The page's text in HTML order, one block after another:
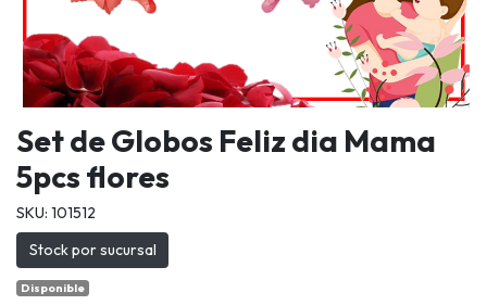
Set de Globos Feliz dia Mama
5pcs flores
SKU: 101512
Stock por sucursal
Disponible